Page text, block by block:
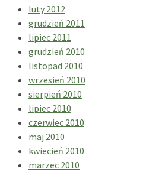
luty 2012
grudzień 2011
lipiec 2011
grudzień 2010
listopad 2010
wrzesień 2010
sierpień 2010
lipiec 2010
czerwiec 2010
maj 2010
kwiecień 2010
marzec 2010